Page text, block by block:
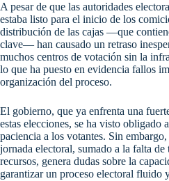
A pesar de que las autoridades
estaba listo para el inicio de los
distribución de las cajas —que
clave— han causado un retraso
muchos centros de votación sin la
lo que ha puesto en evidencia fallos
organización del proceso.
El gobierno, que ya enfrenta una
estas elecciones, se ha visto obligado
paciencia a los votantes. Sin
jornada electoral, sumado a la falta
recursos, genera dudas sobre la
garantizar un proceso electoral fluido